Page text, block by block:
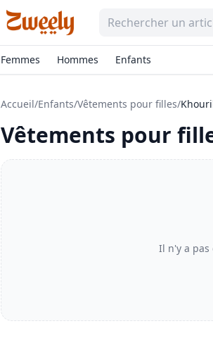
Femmes Hommes Enfants
Accueil/Enfants/Vêtements pour filles/
Vêtements pour
Il n'y a pas